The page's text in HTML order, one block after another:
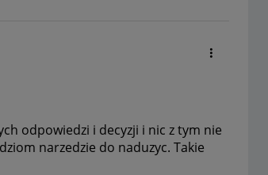
odpowiedzi i decyzji i nic z tym nie
narzedzie do naduzyc. Takie